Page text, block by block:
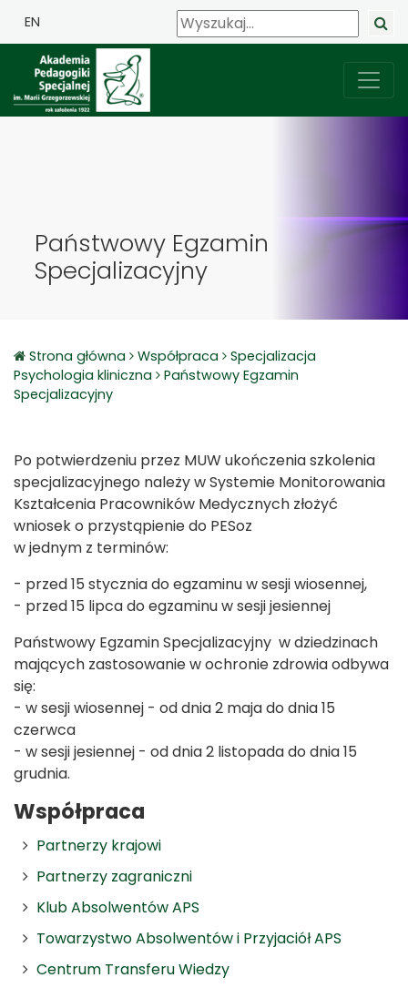
EN
Państwowy Egzamin
Specjalizacyjny
Strona główna Współpraca
Specjalizacja
Psychologia kliniczna
Państwowy Egzamin
Specjalizacyjny
Współpraca
Partnerzy krajowi
Partnerzy zagraniczni
Klub Absolwentów APS
Towarzystwo Absolwentów i Przyjaciół APS
Centrum Transferu Wiedzy
Po potwierdzeniu przez MUW ukończenia szkolenia
specjalizacyjnego należy w Systemie Monitorowania
Kształcenia Pracowników Medycznych złożyć
wniosek o przystąpienie do PESoz
w jednym z terminów:
- przed 15 stycznia do egzaminu w sesji wiosennej,
- przed 15 lipca do egzaminu w sesji jesiennej
Państwowy Egzamin Specjalizacyjny w dziedzinach
mających zastosowanie w ochronie zdrowia odbywa
się:
- w sesji wiosennej - od dnia 2 maja do dnia 15
czerwca
- w sesji jesiennej - od dnia 2 listopada do dnia 15
grudnia.